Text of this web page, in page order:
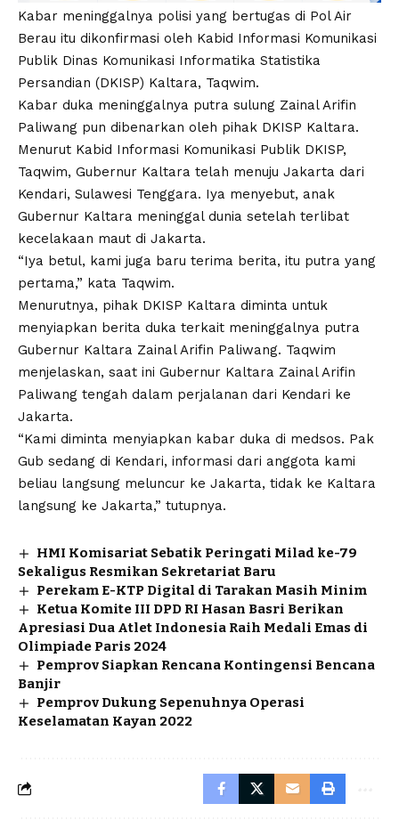
Kabar meninggalnya polisi yang bertugas di Pol Air
Berau itu dikonfirmasi oleh Kabid Informasi Komunikasi
Publik Dinas Komunikasi Informatika Statistika
Persandian (DKISP) Kaltara, Taqwim.
Kabar duka meninggalnya putra sulung Zainal Arifin
Paliwang pun dibenarkan oleh pihak DKISP Kaltara.
Menurut Kabid Informasi Komunikasi Publik DKISP,
Taqwim, Gubernur Kaltara telah menuju Jakarta dari
Kendari, Sulawesi Tenggara. Iya menyebut, anak
Gubernur Kaltara meninggal dunia setelah terlibat
kecelakaan maut di Jakarta.
“Iya betul, kami juga baru terima berita, itu putra yang
pertama,” kata Taqwim.
Menurutnya, pihak DKISP Kaltara diminta untuk
menyiapkan berita duka terkait meninggalnya putra
Gubernur Kaltara Zainal Arifin Paliwang. Taqwim
menjelaskan, saat ini Gubernur Kaltara Zainal Arifin
Paliwang tengah dalam perjalanan dari Kendari ke
Jakarta.
“Kami diminta menyiapkan kabar duka di medsos. Pak
Gub sedang di Kendari, informasi dari anggota kami
beliau langsung meluncur ke Jakarta, tidak ke Kaltara
langsung ke Jakarta,” tutupnya.
HMI Komisariat Sebatik Peringati Milad ke-79
Sekaligus Resmikan Sekretariat Baru
Perekam E-KTP Digital di Tarakan Masih Minim
Ketua Komite III DPD RI Hasan Basri Berikan
Apresiasi Dua Atlet Indonesia Raih Medali Emas di
Olimpiade Paris 2024
Pemprov Siapkan Rencana Kontingensi Bencana
Banjir
Pemprov Dukung Sepenuhnya Operasi
Keselamatan Kayan 2022